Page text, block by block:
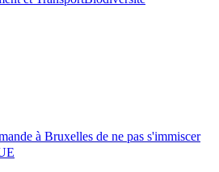
à Bruxelles de ne pas s'immiscer